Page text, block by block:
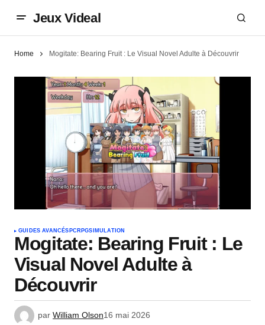
Jeux Videal
Home Mogitate: Bearing Fruit : Le Visual Novel Adulte à Découvrir
GUIDES AVANCÉS PC RPGSIMULATION
Mogitate: Bearing Fruit : Le
Visual Novel Adulte à
Découvrir
par William Olson16 mai 2026